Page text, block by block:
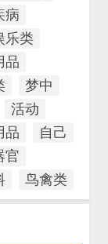
病
乐类
品
梦中
活动
品
自己
官
鸟禽类